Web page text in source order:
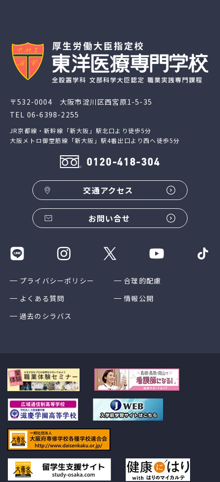
〒532-0004 大阪市淀川区西宮原1-5-35
TEL 06-6398-2255
JR京都線・新幹線「新大阪」駅北口より徒歩5分
大阪メトロ御堂筋線「新大阪」駅4番出口より西へ徒歩5分
0120-418-304
交通アクセス
お問い合せ
プライバシーポリシー
合理的配慮
よくある質問
情報公開
過去のシラバス